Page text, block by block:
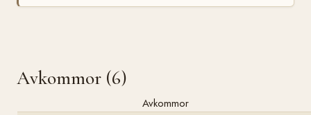
Avkommor (6)
Avkommor